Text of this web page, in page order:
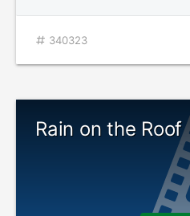
340323
Rain on the Roof